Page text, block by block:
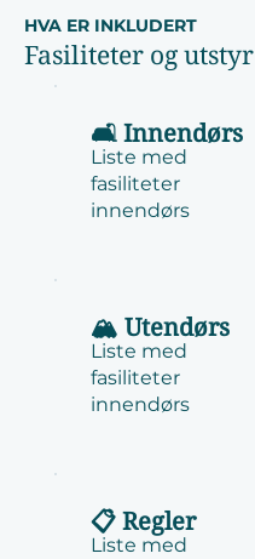
HVA ER INKLUDERT
Fasiliteter og utstyr
🛋️ Innendørs
Liste med
fasiliteter
innendørs
🏔️ Utendørs
Liste med
fasiliteter
innendørs
📋 Regler
Liste med